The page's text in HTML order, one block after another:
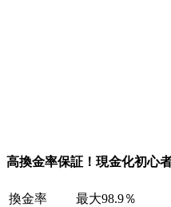
高換金率保証！現金化初心
換金率
最大98.9％